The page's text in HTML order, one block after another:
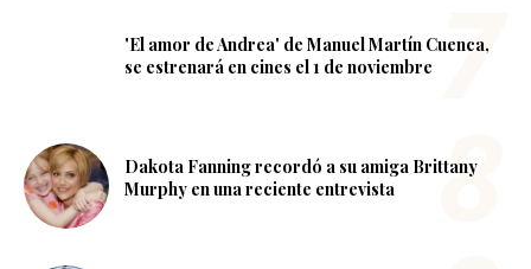
'El amor de Andrea' de Manuel Martín Cuenca,
se estrenará en cines el 1 de noviembre
Dakota Fanning recordó a su amiga Brittany
Murphy en una reciente entrevista